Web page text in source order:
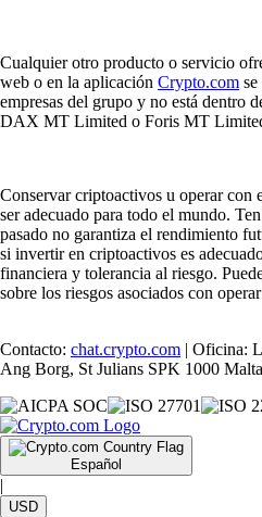
Cualquier otro producto o servicio
web o en la aplicación Crypto.com
empresas del grupo y no está dentro
DAX MT Limited o Foris MT
Conservar criptoactivos u operar con
ser adecuado para todo el mundo.
pasado no garantiza el rendimiento
si invertir en criptoactivos es
financiera y tolerancia al riesgo.
sobre los riesgos asociados con
Contacto: chat.crypto.com | Oficina:
Ang Borg, St Julians SPK 1000
Español
|
USD